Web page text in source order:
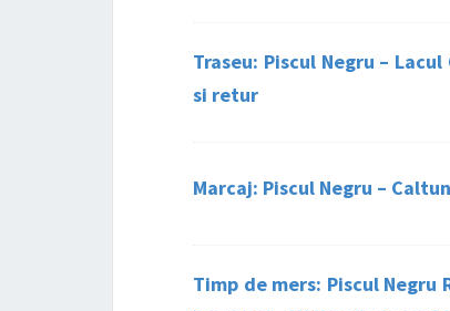
Traseu: Piscul Negru –
si retur
Marcaj: Piscul Negru – Caltun
Timp de mers: Piscul